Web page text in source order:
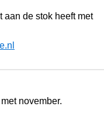
aan de stok heeft met
november.